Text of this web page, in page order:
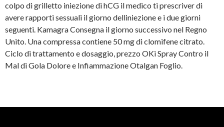
colpo di grilletto iniezione di hCG il medico ti prescriver di
avere rapporti sessuali il giorno delliniezione e i due giorni
seguenti. Kamagra Consegna il giorno successivo nel Regno
Unito. Una compressa contiene 50 mg di clomifene citrato.
Ciclo di trattamento e dosaggio, prezzo OKi Spray Contro il
Mal di Gola Dolore e Infiammazione Otalgan Foglio.